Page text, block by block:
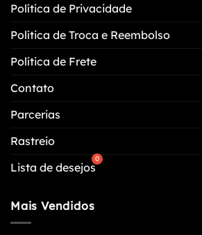
Política de Privacidade
Política de Troca e Reembolso
Política de Frete
Contato
Parcerias
Rastreio
Lista de desejos
Mais Vendidos